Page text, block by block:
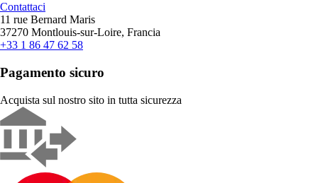
Contattaci
11 rue Bernard Maris
37270 Montlouis-sur-Loire, Francia
+33 1 86 47 62 58
Pagamento sicuro
Acquista sul nostro sito in tutta sicurezza